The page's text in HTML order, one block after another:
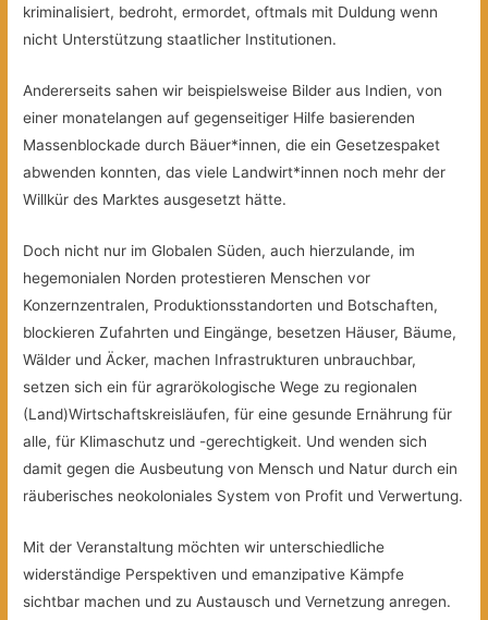
kriminalisiert, bedroht, ermordet, oftmals mit Duldung wenn
nicht Unterstützung staatlicher Institutionen.
Andererseits sahen wir beispielsweise Bilder aus Indien, von
einer monatelangen auf gegenseitiger Hilfe basierenden
Massenblockade durch Bäuer*innen, die ein Gesetzespaket
abwenden konnten, das viele Landwirt*innen noch mehr der
Willkür des Marktes ausgesetzt hätte.
Doch nicht nur im Globalen Süden, auch hierzulande, im
hegemonialen Norden protestieren Menschen vor
Konzernzentralen, Produktionsstandorten und Botschaften,
blockieren Zufahrten und Eingänge, besetzen Häuser, Bäume,
Wälder und Äcker, machen Infrastrukturen unbrauchbar,
setzen sich ein für agrarökologische Wege zu regionalen
(Land)Wirtschaftskreisläufen, für eine gesunde Ernährung für
alle, für Klimaschutz und -gerechtigkeit. Und wenden sich
damit gegen die Ausbeutung von Mensch und Natur durch ein
räuberisches neokoloniales System von Profit und Verwertung.
Mit der Veranstaltung möchten wir unterschiedliche
widerständige Perspektiven und emanzipative Kämpfe
sichtbar machen und zu Austausch und Vernetzung anregen.